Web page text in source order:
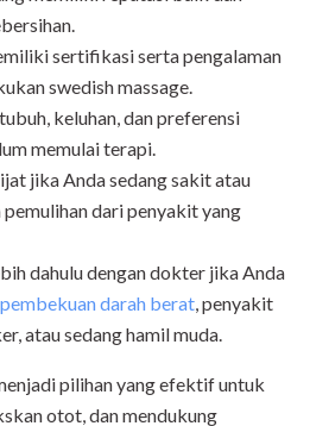
sertifikasi serta pengalaman
swedish massage.
keluhan, dan preferensi
memulai terapi.
jika Anda sedang sakit atau
pemulihan dari penyakit yang
dahulu dengan dokter jika Anda
pembekuan darah berat , penyakit
atau sedang hamil muda.
pilihan yang efektif untuk
otot, dan mendukung